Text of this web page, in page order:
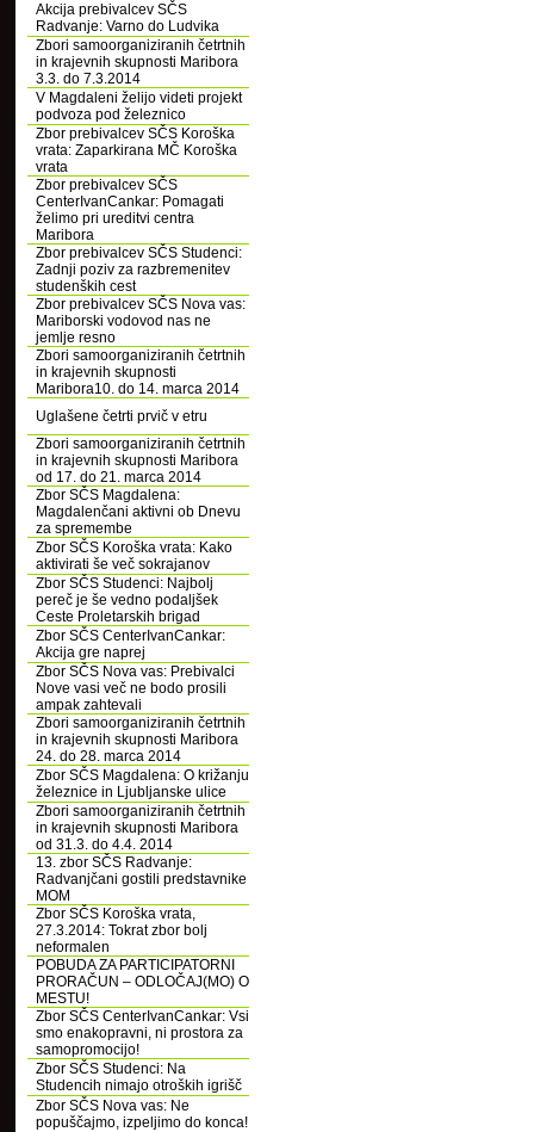
Akcija prebivalcev SČS
Radvanje: Varno do Ludvika
Zbori samoorganiziranih četrtnih
in krajevnih skupnosti Maribora
3.3. do 7.3.2014
V Magdaleni želijo videti projekt
podvoza pod železnico
Zbor prebivalcev SČS Koroška
vrata: Zaparkirana MČ Koroška
vrata
Zbor prebivalcev SČS
CenterIvanCankar: Pomagati
želimo pri ureditvi centra
Maribora
Zbor prebivalcev SČS Studenci:
Zadnji poziv za razbremenitev
studenških cest
Zbor prebivalcev SČS Nova vas:
Mariborski vodovod nas ne
jemlje resno
Zbori samoorganiziranih četrtnih
in krajevnih skupnosti
Maribora10. do 14. marca 2014
Uglašene četrti prvič v etru
Zbori samoorganiziranih četrtnih
in krajevnih skupnosti Maribora
od 17. do 21. marca 2014
Zbor SČS Magdalena:
Magdalenčani aktivni ob Dnevu
za spremembe
Zbor SČS Koroška vrata: Kako
aktivirati še več sokrajanov
Zbor SČS Studenci: Najbolj
pereč je še vedno podaljšek
Ceste Proletarskih brigad
Zbor SČS CenterIvanCankar:
Akcija gre naprej
Zbor SČS Nova vas: Prebivalci
Nove vasi več ne bodo prosili
ampak zahtevali
Zbori samoorganiziranih četrtnih
in krajevnih skupnosti Maribora
24. do 28. marca 2014
Zbor SČS Magdalena: O križanju
železnice in Ljubljanske ulice
Zbori samoorganiziranih četrtnih
in krajevnih skupnosti Maribora
od 31.3. do 4.4. 2014
13. zbor SČS Radvanje:
Radvanjčani gostili predstavnike
MOM
Zbor SČS Koroška vrata,
27.3.2014: Tokrat zbor bolj
neformalen
POBUDA ZA PARTICIPATORNI
PRORAČUN – ODLOČAJ(MO) O
MESTU!
Zbor SČS CenterIvanCankar: Vsi
smo enakopravni, ni prostora za
samopromocijo!
Zbor SČS Studenci: Na
Studencih nimajo otroških igrišč
Zbor SČS Nova vas: Ne
popuščajmo, izpeljimo do konca!